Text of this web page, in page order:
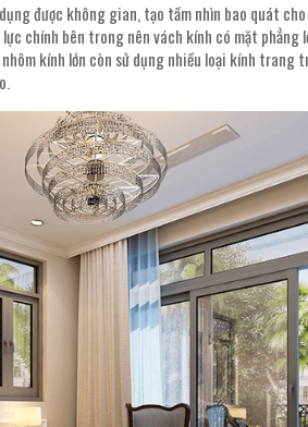
được không gian, tạo tầm nhìn bao quát
chính bên trong nên vách kính có mặt phẳng
kính lớn còn sử dụng nhiều loại kính trang